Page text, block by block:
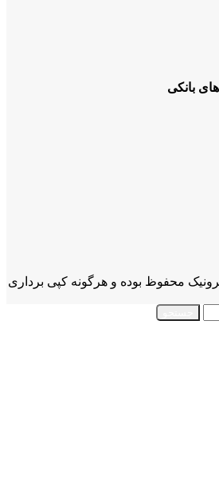
بانکی
محفوظ بوده و هرگونه کپی برداری